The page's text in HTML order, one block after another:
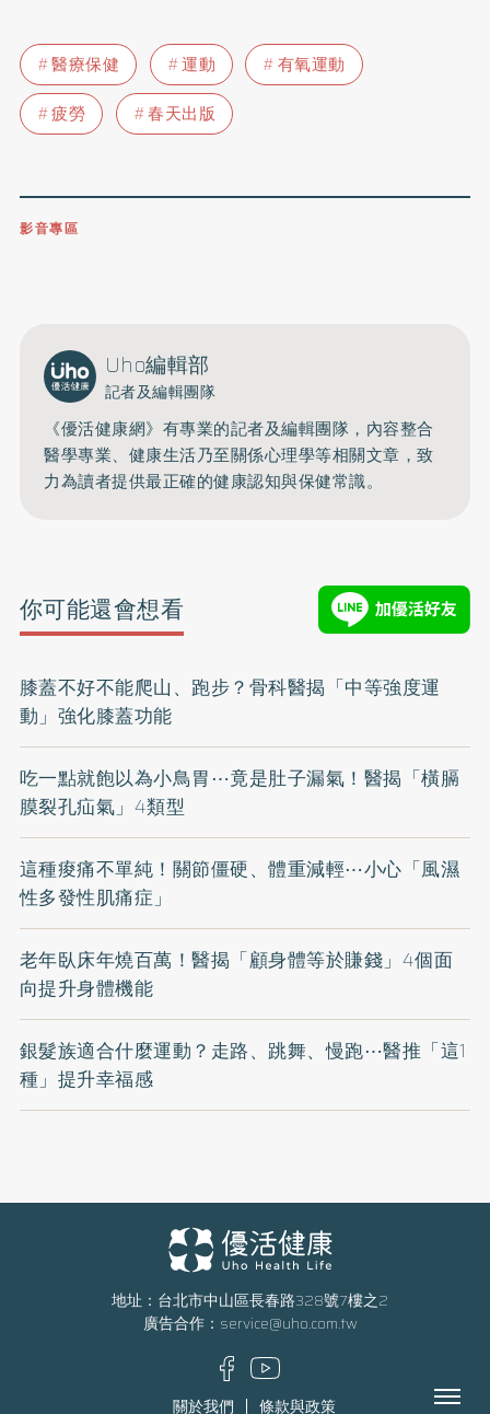
醫療保健 運動
有氧運動
疲勞
春天出版
影音專區
Uho編輯部
記者及編輯團隊
《優活健康網》有專業的記者及編輯團隊，內容整合
醫學專業、健康生活乃至關係心理學等相關文章，致
力為讀者提供最正確的健康認知與保健常識。
你可能還會想看
膝蓋不好不能爬山、跑步？骨科醫揭「中等強度運
動」強化膝蓋功能
吃一點就飽以為小鳥胃⋯竟是肚子漏氣！醫揭「橫膈
膜裂孔疝氣」4類型
這種痠痛不單純！關節僵硬、體重減輕⋯小心「風濕
性多發性肌痛症」
老年臥床年燒百萬！醫揭「顧身體等於賺錢」4個面
向提升身體機能
銀髮族適合什麼運動？走路、跳舞、慢跑⋯醫推「這1
種」提升幸福感
地址：台北市中山區長春路328號7樓之2
廣告合作： service@uho.com.tw
關於我們 條款與政策 Menu